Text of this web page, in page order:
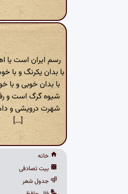
رسم ایران است یا
با بدان یکرنگ و با
با بدان خوبی و با
شیوه گرگ است و
شهرت درویشی و
[...]
خانه
بیت تصادفی
جدول شعر